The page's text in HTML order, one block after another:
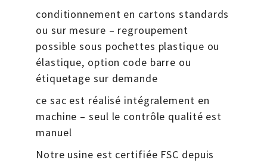
conditionnement en cartons standards
ou sur mesure – regroupement
possible sous pochettes plastique ou
élastique, option code barre ou
étiquetage sur demande
ce sac est réalisé intégralement en
machine – seul le contrôle qualité est
manuel
Notre usine est certifiée FSC depuis